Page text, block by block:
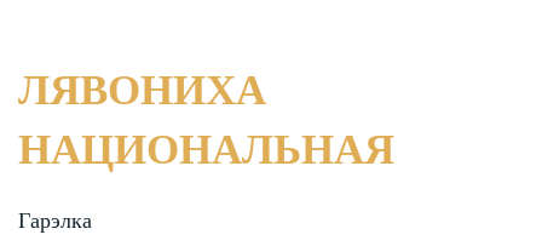
ЛЯВОНИХА
НАЦИОНАЛЬНАЯ
Гарэлка